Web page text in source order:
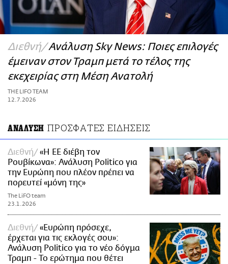
ΑΜΠΑ
PRINT
Διεθνή Ανάλυση Sky News: Ποιες επιλογές
έμειναν στον Τραμπ μετά το τέλος της
εκεχειρίας στη Μέση Ανατολή
THE LIFO TEAM
12.7.2026
ΑΝΑΛΥΣΗ ΠΡΟΣΦΑΤΕΣ ΕΙΔΗΣΕΙΣ
Διεθνή
«Η ΕΕ διέβη τον
Ρουβίκωνα»: Ανάλυση Politico για
την Ευρώπη που πλέον πρέπει να
πορευτεί «μόνη της»
The LiFO team
23.1.2026
Διεθνή
«Ευρώπη πρόσεχε,
έρχεται για τις εκλογές σου»:
Ανάλυση Politico για το νέο δόγμα
Τραμπ - Το ερώτημα που θέτει